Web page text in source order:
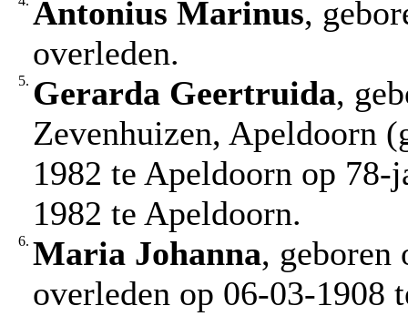
Antonius Marinus,
overleden.
5. Gerarda Geertruida,
Zevenhuizen, Apeldoorn
1982 te Apeldoorn op
1982 te Apeldoorn.
6. Maria Johanna, geboren
overleden op 06-03-1908